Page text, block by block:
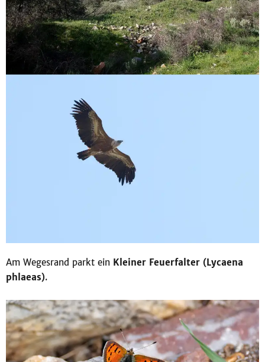
Am Wegesrand parkt ein Kleiner Feuerfalter (Lycaena
phlaeas).